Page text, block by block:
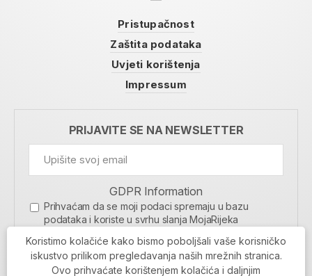
Pristupačnost
Zaštita podataka
Uvjeti korištenja
Impressum
PRIJAVITE SE NA NEWSLETTER
GDPR Information
Prihvaćam da se moji podaci spremaju u bazu
podataka i koriste u svrhu slanja MojaRijeka
MOJARIJEKA NEWSLETTER
PRIJAVI SE
Koristimo kolačiće kako bismo poboljšali vaše korisničko
iskustvo prilikom pregledavanja naših mrežnih stranica.
Ovo prihvaćate korištenjem kolačića i daljnjim